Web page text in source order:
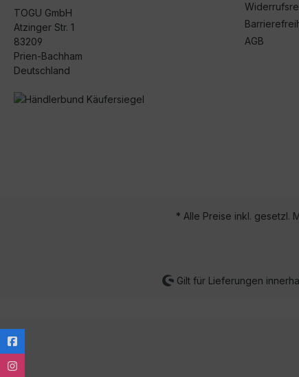
TOGU GmbH
Atzinger Str. 1
83209
Prien-Bachham
Deutschland
AGB
* Alle Preise inkl. gesetzl.
Gilt für Lieferungen